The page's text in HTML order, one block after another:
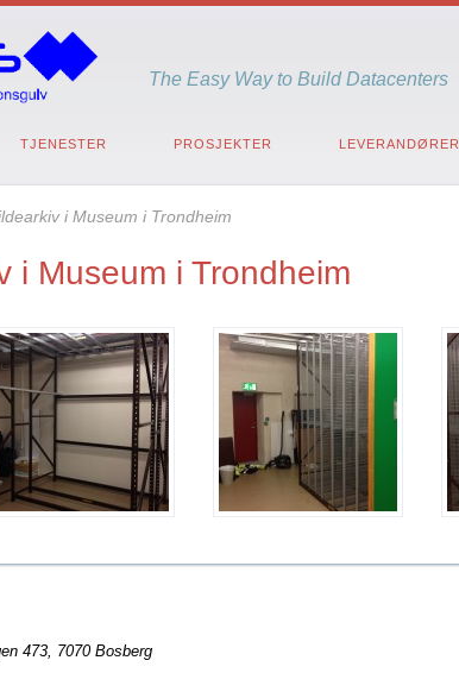
The Easy Way to Build Datacenters
TJENESTER PROSJEKTER LEVERANDØRER
i Museum i Trondheim
i Museum i Trondheim
473, 7070 Bosberg